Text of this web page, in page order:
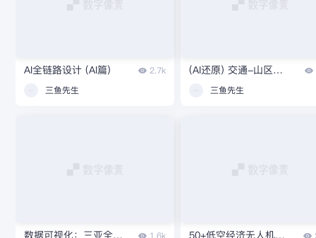
AI全链路设计 (AI篇)
2.7k
三鱼先生
(AI还原) 交通-山区高速干线管控系统
三鱼先生
1.6k